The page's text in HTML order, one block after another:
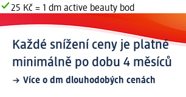
25 Kč = 1 dm active beauty bod
Každé snížení ceny je platné
minimálně po dobu 4 měsíců
Více o dm dlouhodobých cenách